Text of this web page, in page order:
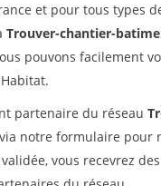
et pour tous types
Trouver-chantier-
pouvons facilement
partenaire du réseau
notre formulaire pour
vous recevrez